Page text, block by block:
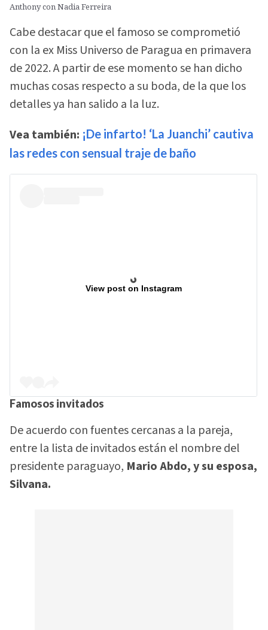
Anthony con Nadia Ferreira
Cabe destacar que el famoso se comprometió
con la ex Miss Universo de Paragua en primavera
de 2022. A partir de ese momento se han dicho
muchas cosas respecto a su boda, de la que los
detalles ya han salido a la luz.
Vea también: ¡De infarto! ‘La Juanchi’ cautiva
las redes con sensual traje de baño
View post on Instagram
Famosos invitados
De acuerdo con fuentes cercanas a la pareja,
entre la lista de invitados están el nombre del
presidente paraguayo, Mario Abdo, y su esposa,
Silvana.